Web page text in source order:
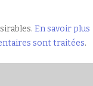
En savoir plus
sont traitées.